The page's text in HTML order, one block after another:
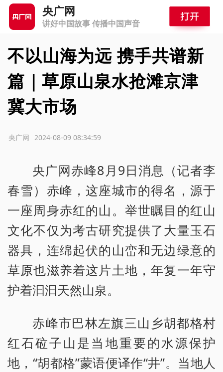
央广网
讲好中国故事 传播中国声音
不以山海为远 携手共谱新
篇｜草原山泉水抢滩京津
冀大市场
2024-08-09 08:34:59
央广网
央广网赤峰8月9日消息（记者李
春雪）赤峰，这座城市的得名，源于
一座周身赤红的山。举世瞩目的红山
文化不仅为考古研究提供了大量玉石
器具，连绵起伏的山峦和无边绿意的
草原也滋养着这片土地，年复一年守
护着汩汩天然山泉。
赤峰市巴林左旗三山乡胡都格村
红石砬子山是当地重要的水源保护
地，“胡都格”蒙语便译作“井”。当地人